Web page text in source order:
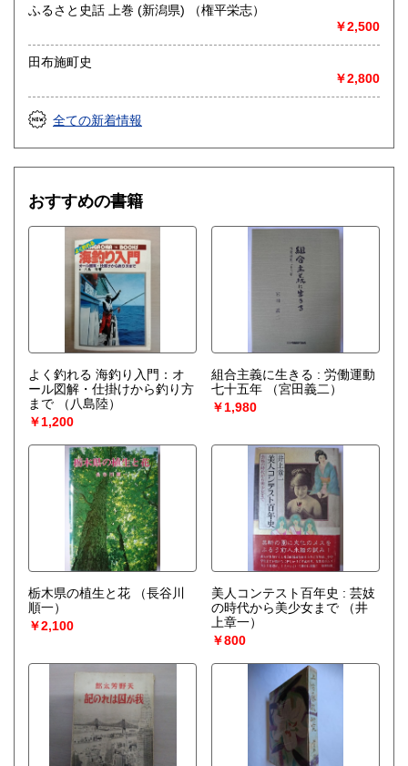
ふるさと史話 上巻 (新潟県) （権平栄志）
￥2,500
田布施町史
￥2,800
全ての新着情報
おすすめの書籍
よく釣れる 海釣り入門：オ
ール図解・仕掛けから釣り方
まで
（八島陸）
￥1,200
組合主義に生きる : 労働運動
七十五年
（宮田義二）
￥1,980
栃木県の植生と花
（長谷川
順一）
￥2,100
美人コンテスト百年史 : 芸妓
の時代から美少女まで
（井
上章一）
￥800